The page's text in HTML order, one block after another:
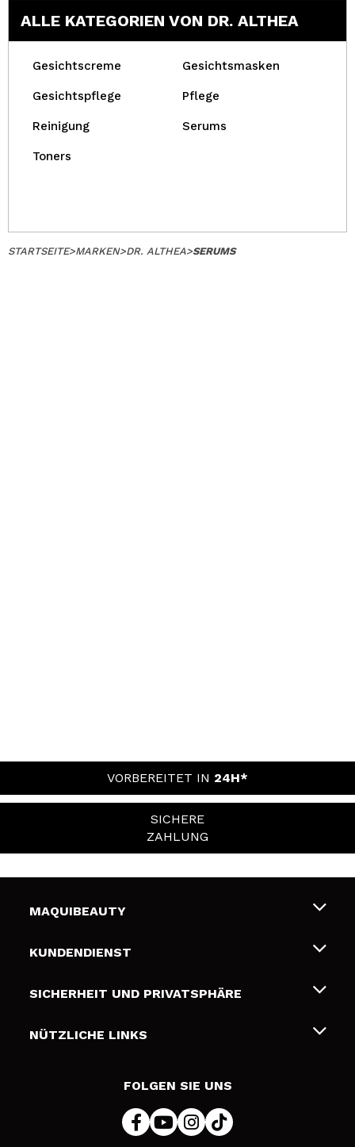
ALLE KATEGORIEN VON DR. ALTHEA
Gesichtscreme Gesichtsmasken
Gesichtspflege Pflege
Reinigung Serums
Toners
STARTSEITE>MARKEN>DR. ALTHEA>SERUMS
VORBEREITET IN 24H*
SICHERE
ZAHLUNG
MAQUIBEAUTY
Über uns
Geschenkkarten
KUNDENDIENST
Liefer- und Versandkosten
Zahlung
SICHERHEIT UND PRIVATSPHÄRE
Bedingungen und Datenschutz
NÜTZLICHE LINKS
FOLGEN SIE UNS